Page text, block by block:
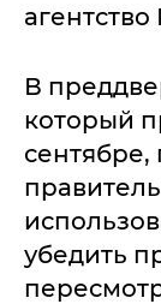
В
который
сентябре,
убедить